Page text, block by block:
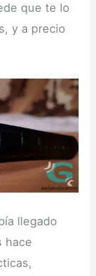
que te lo
y a precio
llegado
hace